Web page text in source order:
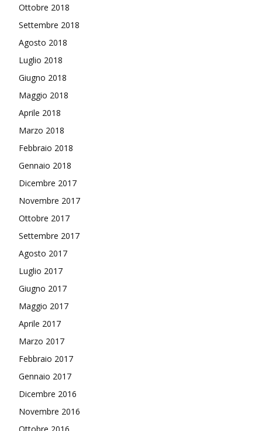
Ottobre 2018
Settembre 2018
Agosto 2018
Luglio 2018
Giugno 2018
Maggio 2018
Aprile 2018
Marzo 2018
Febbraio 2018
Gennaio 2018
Dicembre 2017
Novembre 2017
Ottobre 2017
Settembre 2017
Agosto 2017
Luglio 2017
Giugno 2017
Maggio 2017
Aprile 2017
Marzo 2017
Febbraio 2017
Gennaio 2017
Dicembre 2016
Novembre 2016
Ottobre 2016